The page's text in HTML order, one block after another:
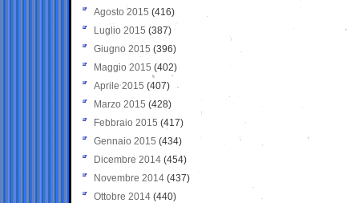
Agosto 2015 (416)
Luglio 2015 (387)
Giugno 2015 (396)
Maggio 2015 (402)
Aprile 2015 (407)
Marzo 2015 (428)
Febbraio 2015 (417)
Gennaio 2015 (434)
Dicembre 2014 (454)
Novembre 2014 (437)
Ottobre 2014 (440)